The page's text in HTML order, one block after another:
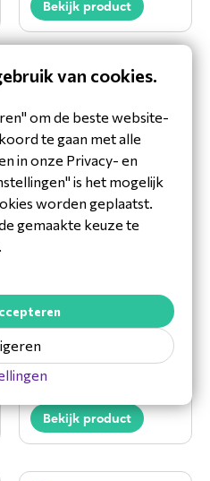
Bekijk product
Patton Cloud
seamless
outbound SIP call
hunting
CBFL-SIP-FAILOVER
Bekijk product
single
Bekijk product
van cookies.
om de beste website-
te gaan met alle
in onze Privacy- en
is het mogelijk
worden geplaatst.
gemaakte keuze te